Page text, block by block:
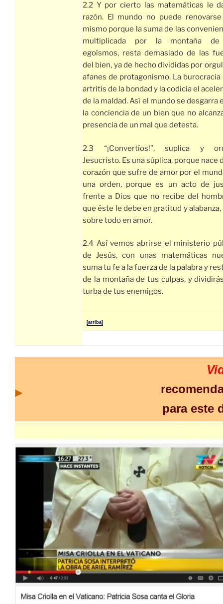
2.2 Y por cierto las matemáticas le
razón. El mundo no puede
mismo porque la suma de las
multiplicada por la montaña
egoísmos, resta demasiado de las
del bien, ya de hecho divididas por
afanes de protagonismo. La burocracia
artritis de la bondad y la codicia el
de la maldad. Así el mundo se desgarra
la conciencia de un bien que no
presencia de un mal que detesta.
2.3 “¡Convertíos!”, suplica y
Jesucristo. Es una súplica, porque nace
corazón que sufre de amor por el
una orden, porque es un acto de
frente a Dios que no recibe del
que éste le debe en gratitud y alabanza,
sobre todo en amor.
2.4 Así vemos abrirse el ministerio
de Jesús, con unas matemáticas
suma tu fe a la fuerza de la palabra y
de la montaña de tus culpas, y
turba de tus enemigos.
[arriba]
para este